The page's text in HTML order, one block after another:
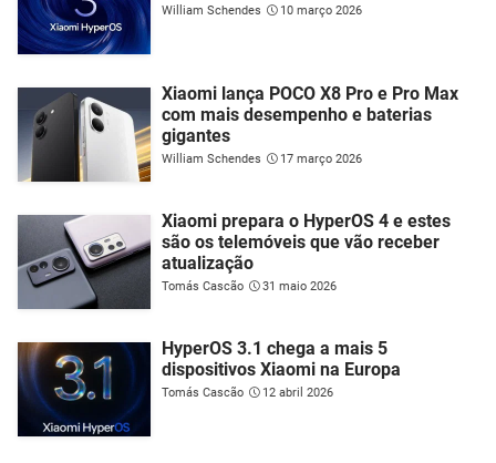
William Schendes 10 março 2026
Xiaomi lança POCO X8 Pro e Pro Max
com mais desempenho e baterias
gigantes
William Schendes 17 março 2026
Xiaomi prepara o HyperOS 4 e estes
são os telemóveis que vão receber
atualização
Tomás Cascão 31 maio 2026
HyperOS 3.1 chega a mais 5
dispositivos Xiaomi na Europa
Tomás Cascão 12 abril 2026